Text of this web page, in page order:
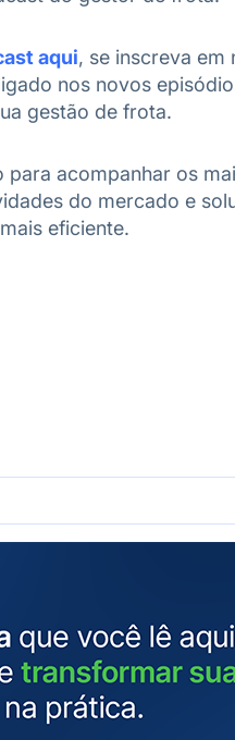
aqui, se inscreva em
nos novos
gestão de frota.
para acompanhar os
do mercado e
eficiente.